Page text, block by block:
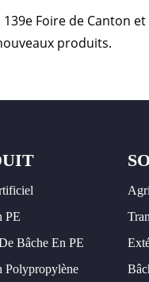
Foire de Canton et
produits.
PE
Bâche En PE
Polypropylène